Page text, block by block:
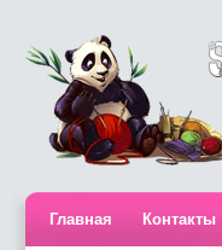
Главная Контакты